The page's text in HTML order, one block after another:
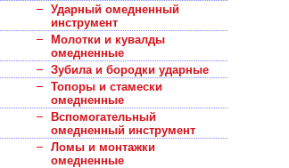
Ударный омедненный
инструмент
Молотки и кувалды
омедненные
Зубила и бородки ударные
Топоры и стамески
омедненные
Вспомогательный
омедненный инструмент
Ломы и монтажки
омедненные